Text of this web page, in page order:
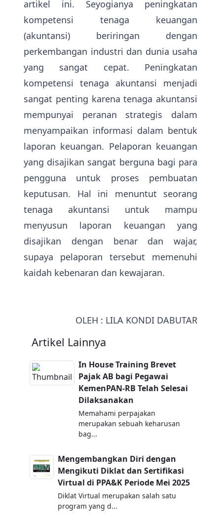
artikel ini. Seyogianya peningkatan
kompetensi tenaga keuangan
(akuntansi) beriringan dengan
perkembangan industri dan dunia usaha
yang sangat cepat. Peningkatan
kompetensi tenaga akuntansi menjadi
sangat penting karena tenaga akuntansi
mempunyai peranan strategis dalam
menyampaikan informasi dalam bentuk
laporan keuangan. Pelaporan keuangan
yang disajikan sangat berguna bagi para
pengguna untuk proses pembuatan
keputusan. Hal ini menuntut seorang
tenaga akuntansi untuk mampu
menyusun laporan keuangan yang
disajikan dengan benar dan wajar,
supaya pelaporan tersebut memenuhi
kaidah kebenaran dan kewajaran.
OLEH : LILA KONDI DABUTAR
Artikel Lainnya
In House Training Brevet
Pajak AB bagi Pegawai
KemenPAN-RB Telah Selesai
Dilaksanakan
Memahami perpajakan
merupakan sebuah keharusan
bag...
Mengembangkan Diri dengan
Mengikuti Diklat dan Sertifikasi
Virtual di PPA&K Periode Mei 2025
Diklat Virtual merupakan salah satu
program yang d...